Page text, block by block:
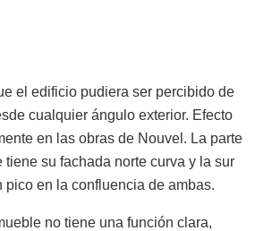
el edificio pudiera ser percibido de
cualquier ángulo exterior. Efecto
en las obras de Nouvel. La parte
tiene su fachada norte curva y la sur
pico en la confluencia de ambas.
no tiene una función clara,